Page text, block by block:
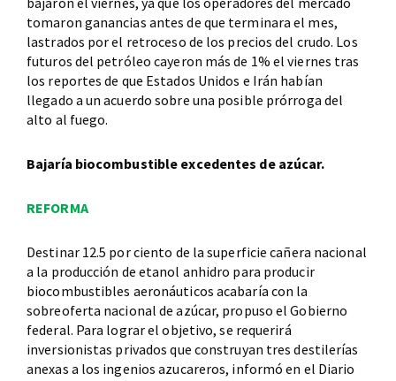
tomaron ganancias antes de que terminara el mes,
lastrados por el retroceso de los precios del crudo. Los
futuros del petróleo cayeron más de 1% el viernes tras
los reportes de que Estados Unidos e Irán habían
llegado a un acuerdo sobre una posible prórroga del
alto al fuego.
Bajaría biocombustible excedentes de azúcar.
REFORMA
Destinar 12.5 por ciento de la superficie cañera nacional
a la producción de etanol anhidro para producir
biocombustibles aeronáuticos acabaría con la
sobreoferta nacional de azúcar, propuso el Gobierno
federal. Para lograr el objetivo, se requerirá
inversionistas privados que construyan tres destilerías
anexas a los ingenios azucareros, informó en el Diario